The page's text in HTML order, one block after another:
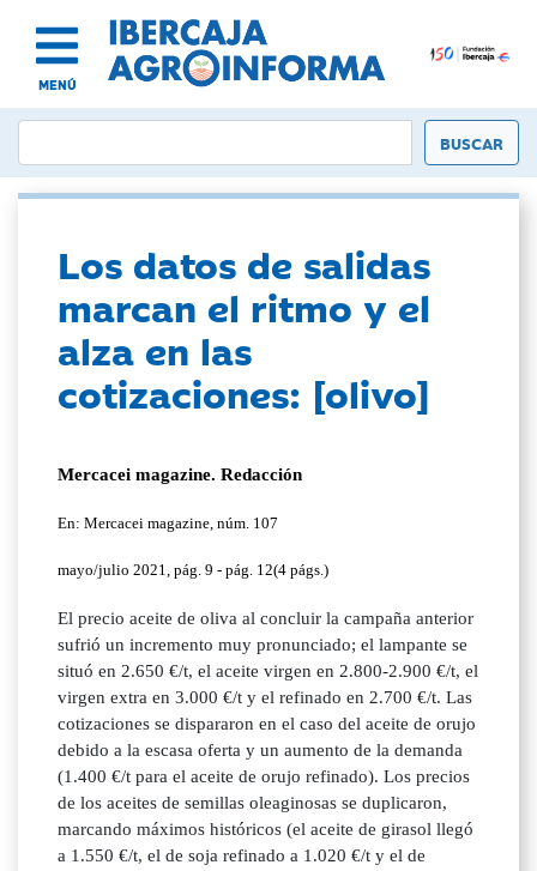
MENÚ
Los datos de salidas
marcan el ritmo y el
alza en las
cotizaciones: [olivo]
Mercacei magazine. Redacción
En: Mercacei magazine, núm. 107
mayo/julio 2021, pág. 9 - pág. 12(4 págs.)
El precio aceite de oliva al concluir la campaña anterior
sufrió un incremento muy pronunciado; el lampante se
situó en 2.650 €/t, el aceite virgen en 2.800-2.900 €/t, el
virgen extra en 3.000 €/t y el refinado en 2.700 €/t. Las
cotizaciones se dispararon en el caso del aceite de orujo
debido a la escasa oferta y un aumento de la demanda
(1.400 €/t para el aceite de orujo refinado). Los precios
de los aceites de semillas oleaginosas se duplicaron,
marcando máximos históricos (el aceite de girasol llegó
a 1.550 €/t, el de soja refinado a 1.020 €/t y el de